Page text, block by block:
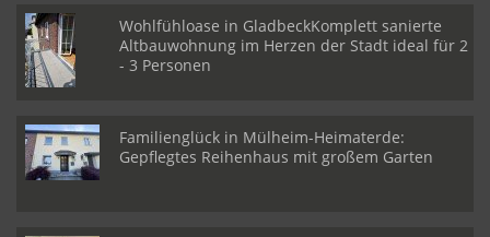
Wohlfühloase in GladbeckKomplett sanierte
Altbauwohnung im Herzen der Stadt ideal für 2
- 3 Personen
Familienglück in Mülheim-Heimaterde:
Gepflegtes Reihenhaus mit großem Garten